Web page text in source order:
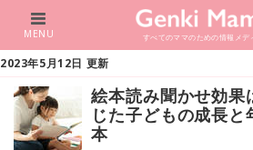
すべてのママのための情報メデ
MENU
2023年5月12日 更新
絵本読み聞かせ効果
じた子どもの成長
本